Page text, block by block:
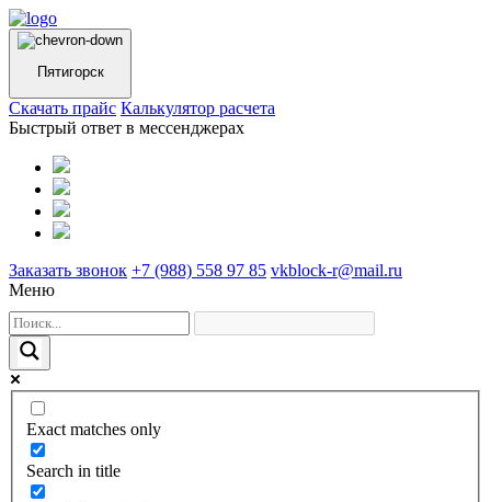
Пятигорск
Cкачать прайс Калькулятор расчета
Быстрый ответ в мессенджерах
Заказать звонок +7 (988) 558 97 85 vkblock-r@mail.ru
Меню
Exact matches only
Search in title